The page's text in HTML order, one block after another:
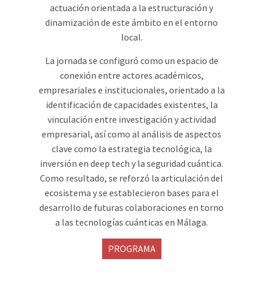
actuación orientada a la estructuración y
dinamización de este ámbito en el entorno
local.
La jornada se configuró como un espacio de
conexión entre actores académicos,
empresariales e institucionales, orientado a la
identificación de capacidades existentes, la
vinculación entre investigación y actividad
empresarial, así como al análisis de aspectos
clave como la estrategia tecnológica, la
inversión en deep tech y la seguridad cuántica.
Como resultado, se reforzó la articulación del
ecosistema y se establecieron bases para el
desarrollo de futuras colaboraciones en torno
a las tecnologías cuánticas en Málaga.
PROGRAMA